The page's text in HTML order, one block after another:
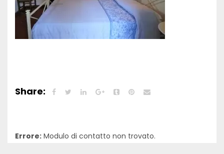
Share:
Errore: Modulo di contatto non trovato.